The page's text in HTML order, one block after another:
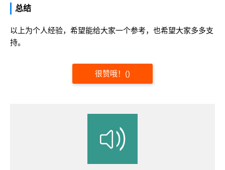
总结
以上为个人经验，希望能给大家一个参考，也希望大家多多支
持。
很赞哦！ ()